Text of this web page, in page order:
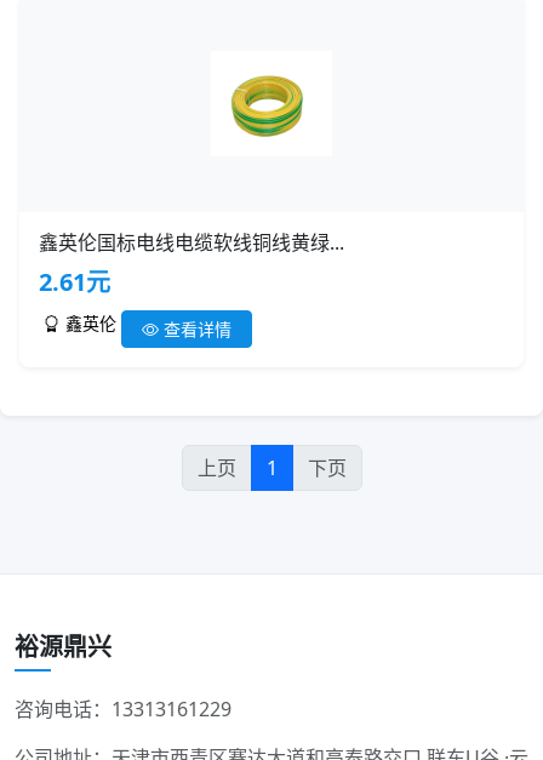
鑫英伦国标电线电缆软线铜线黄绿...
2.61元
鑫英伦 查看详情
上页 1 下页
裕源鼎兴
咨询电话：13313161229